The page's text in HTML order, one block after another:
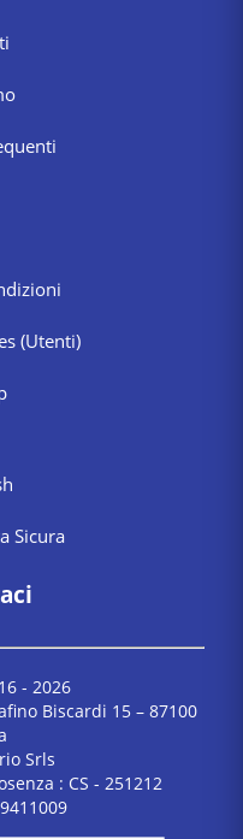
(Utenti)
Sicura
- 2026
Biscardi 15 – 87100
Srls
: CS - 251212